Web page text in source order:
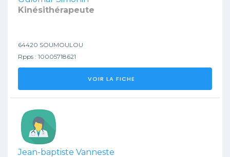
Kinésithérapeute
64420 SOUMOULOU
Rpps : 10005718621
VOIR LA FICHE
Jean-baptiste Vanneste